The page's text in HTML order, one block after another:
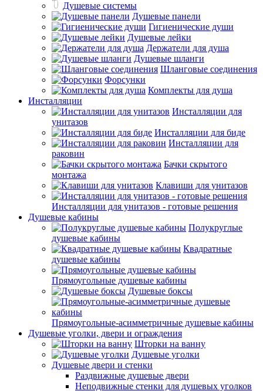
Душевые системы
Душевые панели
Гигиенические души
Душевые лейки
Держатели для душа
Душевые шланги
Шланговые соединения
Форсунки
Комплекты для душа
Инсталляции
Инсталляции для
унитазов
Инсталляции для биде
Инсталляции для
раковин
Бачки скрытого
монтажа
Клавиши для унитазов
Инсталляции для унитазов - готовые решения
Душевые кабины
Полукруглые
душевые кабины
Квадратные
душевые кабины
Прямоугольные душевые кабины
Душевые боксы
Прямоугольные-асимметричные душевые кабины
Душевые уголки, двери и ограждения
Шторки на ванну
Душевые уголки
Душевые двери и стенки
Раздвижные душевые двери
Неподвижные стенки для душевых уголков